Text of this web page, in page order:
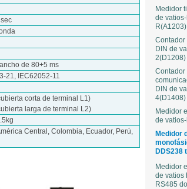
de 80+5 ms
21, IEC62052-11
corta de terminal L1)
larga de terminal L2)
Central, Colombia, Ecuador, Perú,
Medidor
de
R(A1203)
Contador
DIN de
2(D1208)
Contador
DIN de
4(D1408)
Medidor
de
Medidor
DDS238
Medidor
de vatios
RS485